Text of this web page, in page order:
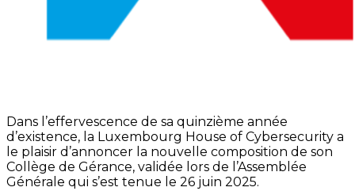
Dans l’effervescence de sa quinzième année
d’existence, la Luxembourg House of Cybersecurity a
le plaisir d’annoncer la nouvelle composition de son
Collège de Gérance, validée lors de l’Assemblée
Générale qui s’est tenue le 26 juin 2025.